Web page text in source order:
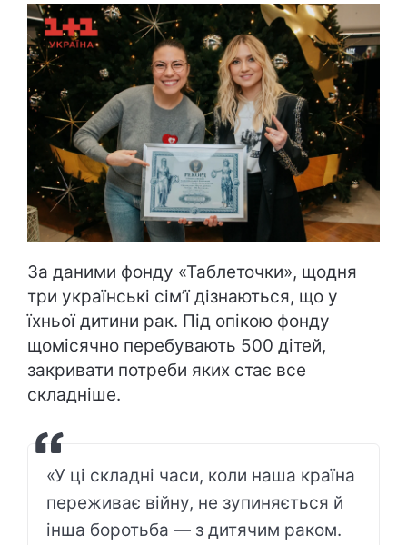
За даними фонду «Таблеточки», щодня
три українські сім’ї дізнаються, що у
їхньої дитини рак. Під опікою фонду
щомісячно перебувають 500 дітей,
закривати потреби яких стає все
складніше.
«У ці складні часи, коли наша країна
переживає війну, не зупиняється й
інша боротьба — з дитячим раком.